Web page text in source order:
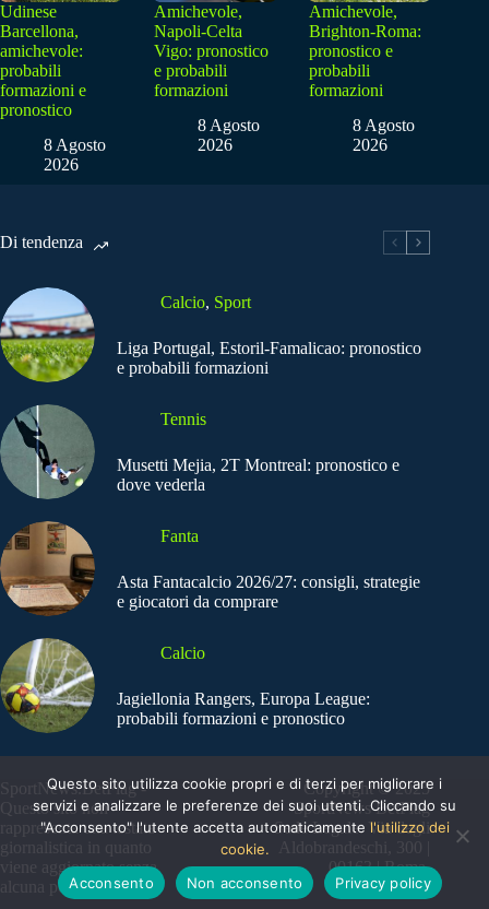
Udinese
Barcellona,
amichevole:
probabili
formazioni e
pronostico
8 Agosto
2026
Amichevole,
Napoli-Celta
Vigo: pronostico
e probabili
formazioni
8 Agosto
2026
Amichevole,
Brighton-Roma:
pronostico e
probabili
formazioni
8 Agosto
2026
Di tendenza
Calcio, Sport
Liga Portugal, Estoril-Famalicao: pronostico
e probabili formazioni
Tennis
Musetti Mejia, 2T Montreal: pronostico e
dove vederla
Fanta
Asta Fantacalcio 2026/27: consigli, strategie
e giocatori da comprare
Calcio
Jagiellonia Rangers, Europa League:
probabili formazioni e pronostico
SportNews.BetFlag -
Questo sito non
rappresenta una testata
giornalistica in quanto
viene aggiornato senza
alcuna periodicità
Copyright © 2025
SportNews BetFlag
Sede Legale: Via degli
Aldobrandeschi, 300 |
00163 | Roma
Questo sito utilizza cookie propri e di terzi per migliorare i
servizi e analizzare le preferenze dei suoi utenti. Cliccando su
"Acconsento" l'utente accetta automaticamente l'utilizzo dei
cookie.
Acconsento
Non acconsento Privacy policy